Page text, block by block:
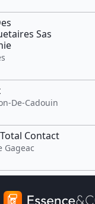
Sas
De-Cadouin
Contact
Gageac